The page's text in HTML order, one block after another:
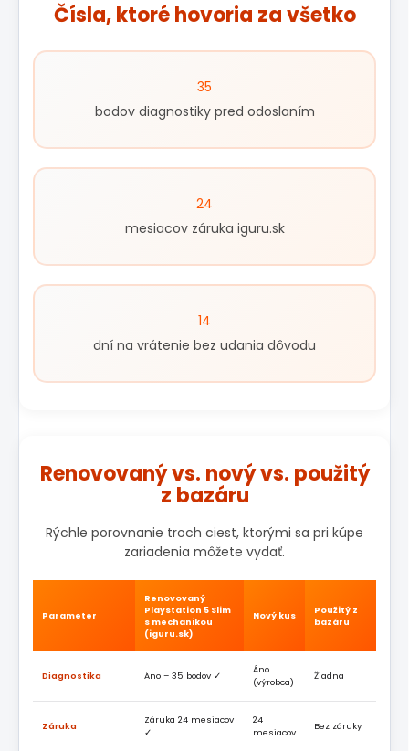
Čísla, ktoré hovoria za všetko
35
bodov diagnostiky pred odoslaním
24
mesiacov záruka iguru.sk
14
dní na vrátenie bez udania dôvodu
Renovovaný vs. nový vs. použitý
z bazáru
Rýchle porovnanie troch ciest, ktorými sa pri kúpe
zariadenia môžete vydať.
Parameter
Renovovaný
Playstation 5 Slim
s mechanikou
(iguru.sk)
Nový kus
Použitý z
bazáru
Diagnostika Áno – 35 bodov ✓
Áno
(výrobca)
Žiadna
Záruka
Záruka 24 mesiacov
✓
24
mesiacov
Bez záruky